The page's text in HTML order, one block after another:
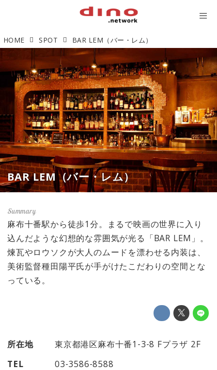
HOME SPOT BAR LEM（バー・レム）
BAR LEM（バー・レム）
麻布十番駅から徒歩1分。まるで映画の世界に入り
込んだような幻想的な雰囲気が光る「BAR LEM」。
煉瓦やロウソクが大人のムードを漂わせる内装は、
美術監督種田陽平氏が手がけたこだわりの空間とな
っている。
所在地
東京都港区麻布十番1-3-8 Fプラザ 2F
TEL
03-3586-8588